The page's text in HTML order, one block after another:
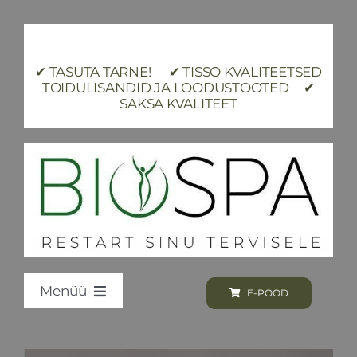
✔ TASUTA TARNE! ✔ TISSO KVALITEETSED
TOIDULISANDID JA LOODUSTOOTED ✔
SAKSA KVALITEET
Menüü E-POOD